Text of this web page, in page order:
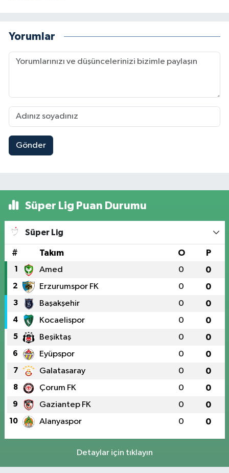
Yorumlar
Gönder
Süper Lig Puan Durumu
Süper Lig
# Takım O P
1 Amed 0 0
2 Erzurumspor FK 0 0
3 Başakşehir 0 0
4 Kocaelispor 0 0
5 Beşiktaş 0 0
6 Eyüpspor 0 0
7 Galatasaray 0 0
8 Çorum FK 0 0
9 Gaziantep FK 0 0
10 Alanyaspor 0 0
Detaylar için tıklayın